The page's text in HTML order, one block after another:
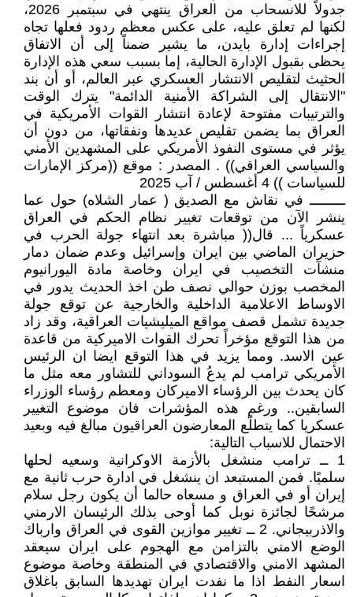
جدولاً للانسحاب من العراق ينتهي في سبتمبر 2026،
لكنها لم تعلق عليه، على عكس معظم ردود فعلها تجاه
إجراءات إدارة بايدن، ما يشير ضمناً إلى أن الاتفاق
يحظى بقبول الإدارة الحالية، إما بسبب سعي هذه الإدارة
الحثيث لتقليص الانتشار العسكري عبر العالم، أو أن بند
"الانتقال إلى الشراكة الأمنية الدائمة" يترك الوقت
والترتيبات مفتوحة لإعادة انتشار القوات الأمريكية في
العراق بما يضمن تقليص عديدها ونفقاتها، من دون أن
يؤثر في مستوى النفوذ الأمريكي على المشهدين الأمني
والسياسي العراقي)) . المصدر : موقع ((مركز الإمارات
للسياسات )) 4 أغسطس / آب 2025
ـــــــــ في نقاش مع الصديق ( عمار الشلاه) حول عما
ينشر الآن من توقعات تغيير نظام الحكم في العراق
عسكرياً ... قال(( مباشرة بعد انتهاء جولة الحرب في
حزيران الماضي بين ايران وإسرائيل وعدم ضمان دمار
منشآت التخصيب في ايران وخاصة مادة اليورانيوم
المخصب بوزن حوالي نصف طن اخذ الحديث يدور في
الاوساط الاعلامية الداخلية والخارجية عن توقع جولة
جديدة تشمل قصف مواقع الميليشيات العراقية، وقد زاد
من هذا التوقع مؤخراً تحرك القوات الاميركية من قاعدة
عين الاسد. ومما يزيد في هذا التوقع ايضا ان الرئيس
الأمريكي ترامب لم يدعُ السوداني للتشاور معه مثل ما
كان يحدث بين الرؤساء الاميركان ومعطم رؤساء الوزراء
السابقين.. ورغم هذه المؤشرات فان موضوع التغيير
عسكريا كما يتطلّع المعارضون العراقيون مبالغ فيه وبعيد
الاحتمال للاسباب التالية:
1 ــ ترامب منشغل بالأزمة الاوكرانية وسعيه لحلها
سلميًا. فمن المستبعد ان ينشغل في ادارة حرب ثانية مع
إيران أو في العراق و مسعاه حالما أن يكون رجل سلام
مرشحًا لجائزة نوبل كما أوحى بذلك الرئيسان الارمني
والاذربيجاني. 2 ــ ⁠تغيير موازين القوى في العراق وارباك
الوضع الامني بالتزامن مع الهجوم على ايران سيعقد
المشهد الامني والاقتصادي في المنطقة وخاصة موضوع
اسعار النفط اذا ما نفدت ايران تهديدها السابق باغلاق